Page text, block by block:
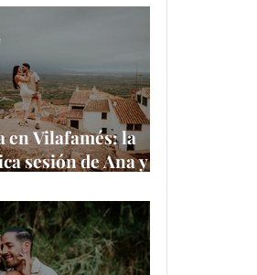
más
de Castellón
en Vilafamés: la
sesión de Ana y
de España